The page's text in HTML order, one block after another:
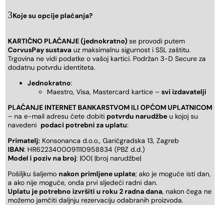
Koje su opcije plaćanja?
KARTIČNO PLAĆANJE (jednokratno) se provodi putem
CorvusPay sustava uz maksimalnu sigurnost i SSL zaštitu.
Trgovina ne vidi podatke o vašoj kartici. Podržan 3-D Secure za
dodatnu potvrdu identiteta.
Jednokratno:
Maestro, Visa, Mastercard kartice – svi izdavatelji
PLAĆANJE INTERNET BANKARSTVOM ILI OPĆOM UPLATNICOM
– na e-mail adresu ćete dobiti potvrdu narudžbe u kojoj su
navedeni podaci potrebni za uplatu:
Primatelj: Konsonanca d.o.o., Garićgradska 13, Zagreb
IBAN: HR6223400091110958834 (PBZ d.d.)
Model i poziv na broj: |00| |broj narudžbe|
Pošiljku šaljemo nakon primljene uplate; ako je moguće isti dan,
a ako nije moguće, onda prvi sljedeći radni dan.
Uplatu je potrebno izvršiti u roku 2 radna dana, nakon čega ne
možemo jamčiti daljnju rezervaciju odabranih proizvoda.